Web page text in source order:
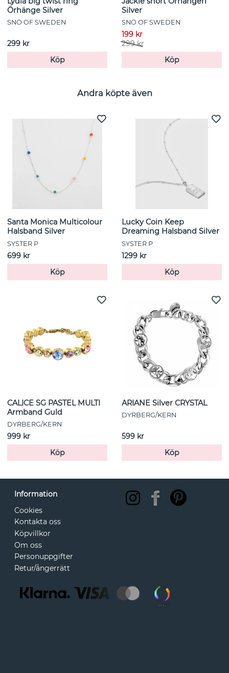
Örhänge Silver
SNÖ OF SWEDEN
299 kr
Köp
Silver
SNÖ OF SWEDEN
199 kr
299 kr
Köp
Andra köpte även
Santa Monica Multicolour
Halsband Silver
SYSTER P
699 kr
Köp
Lucky Coin Keep
Dreaming Halsband Silver
SYSTER P
1299 kr
Köp
CALICE SG PASTEL MULTI
Armband Guld
DYRBERG/KERN
999 kr
Köp
ARIANE Silver CRYSTAL
DYRBERG/KERN
599 kr
Köp
Information
Cookies
Kontakta oss
Köpvillkor
Om oss
Personuppgifter
Retur/ångerrätt